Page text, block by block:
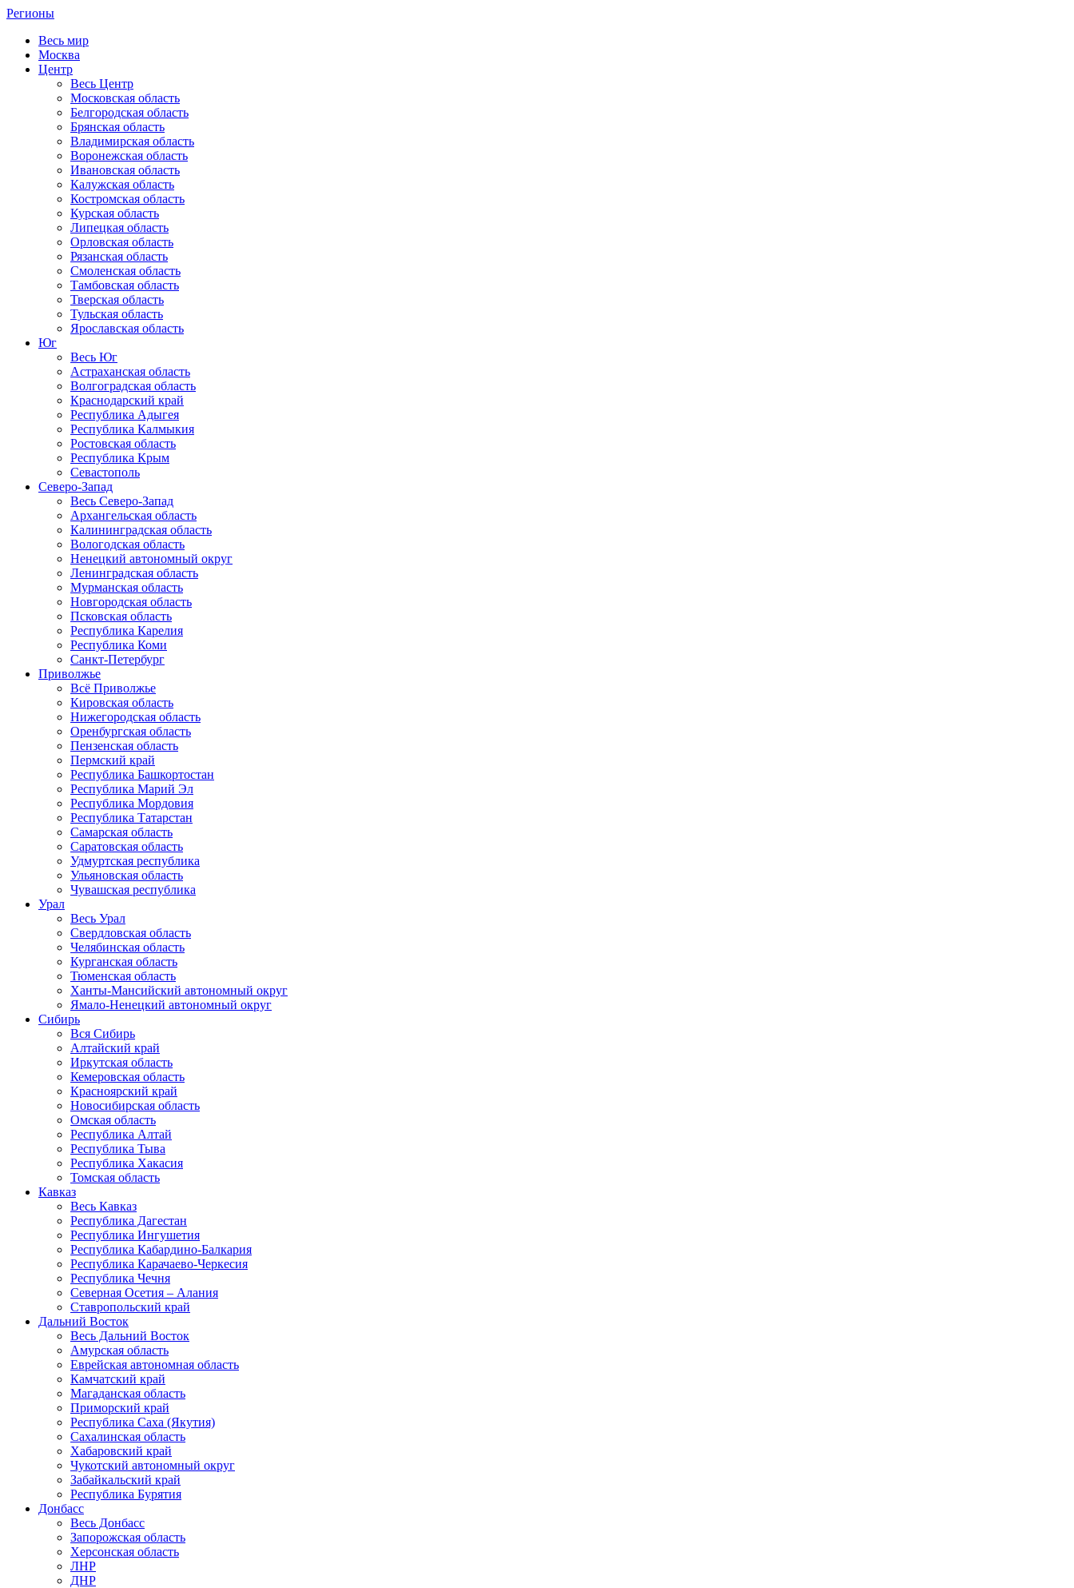
Регионы
Весь мир
Москва
Центр
Весь Центр
Московская область
Белгородская область
Брянская область
Владимирская область
Воронежская область
Ивановская область
Калужская область
Костромская область
Курская область
Липецкая область
Орловская область
Рязанская область
Смоленская область
Тамбовская область
Тверская область
Тульская область
Ярославская область
Юг
Весь Юг
Астраханская область
Волгоградская область
Краснодарский край
Республика Адыгея
Республика Калмыкия
Ростовская область
Республика Крым
Севастополь
Северо-Запад
Весь Северо-Запад
Архангельская область
Калининградская область
Вологодская область
Ненецкий автономный округ
Ленинградская область
Мурманская область
Новгородская область
Псковская область
Республика Карелия
Республика Коми
Санкт-Петербург
Приволжье
Всё Приволжье
Кировская область
Нижегородская область
Оренбургская область
Пензенская область
Пермский край
Республика Башкортостан
Республика Марий Эл
Республика Мордовия
Республика Татарстан
Самарская область
Саратовская область
Удмуртская республика
Ульяновская область
Чувашская республика
Урал
Весь Урал
Свердловская область
Челябинская область
Курганская область
Тюменская область
Ханты-Мансийский автономный округ
Ямало-Ненецкий автономный округ
Сибирь
Вся Сибирь
Алтайский край
Иркутская область
Кемеровская область
Красноярский край
Новосибирская область
Омская область
Республика Алтай
Республика Тыва
Республика Хакасия
Томская область
Кавказ
Весь Кавказ
Республика Дагестан
Республика Ингушетия
Республика Кабардино-Балкария
Республика Карачаево-Черкесия
Республика Чечня
Северная Осетия – Алания
Ставропольский край
Дальний Восток
Весь Дальний Восток
Амурская область
Еврейская автономная область
Камчатский край
Магаданская область
Приморский край
Республика Саха (Якутия)
Сахалинская область
Хабаровский край
Чукотский автономный округ
Забайкальский край
Республика Бурятия
Донбасс
Весь Донбасс
Запорожская область
Херсонская область
ЛНР
ДНР